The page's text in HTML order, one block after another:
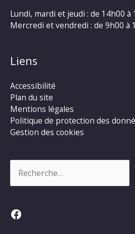
Lundi, mardi et jeudi : de 14h00 à
Mercredi et vendredi : de 9h00 à
Liens
Accessibilité
Plan du site
Mentions légales
Politique de protection des
Gestion des cookies
Facebook